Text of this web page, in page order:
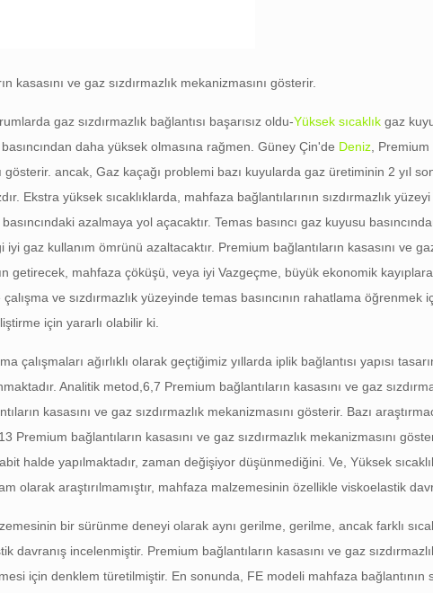
kasasını ve gaz sızdırmazlık mekanizmasını gösterir.
gaz sızdırmazlık bağlantısı başarısız oldu-Yüksek sıcaklık gaz
basıncından daha yüksek olmasına rağmen. Güney Çin'de Deniz ,
gösterir. ancak, Gaz kaçağı problemi bazı kuyularda gaz üretiminin 2 yıl
Ekstra yüksek sıcaklıklarda, mahfaza bağlantılarının sızdırmazlık
basıncındaki azalmaya yol açacaktır. Temas basıncı gaz kuyusu
iyi gaz kullanım ömrünü azaltacaktır. Premium bağlantıların kasasını ve
getirecek, mahfaza çöküşü, veya iyi Vazgeçme, büyük ekonomik
ve sızdırmazlık yüzeyinde temas basıncının rahatlama öğrenmek
için yararlı olabilir ki.
çalışmaları ağırlıklı olarak geçtiğimiz yıllarda iplik bağlantısı yapısı
Analitik metod,6,7 Premium bağlantıların kasasını ve gaz
kasasını ve gaz sızdırmazlık mekanizmasını gösterir. Bazı
Premium bağlantıların kasasını ve gaz sızdırmazlık mekanizmasını
halde yapılmaktadır, zaman değişiyor düşünmediğini. Ve, Yüksek
olarak araştırılmamıştır, mahfaza malzemesinin özellikle viskoelastik
bir sürünme deneyi olarak aynı gerilme, gerilme, ancak farklı
davranış incelenmiştir. Premium bağlantıların kasasını ve gaz
için denklem türetilmiştir. En sonunda, FE modeli mahfaza bağlantının